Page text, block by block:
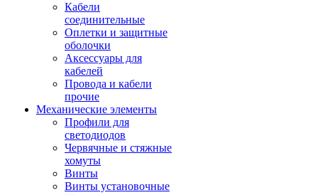
Кабели
соединительные
Оплетки и защитные
оболочки
Аксессуары для
кабелей
Провода и кабели
прочие
Механические элементы
Профили для
светодиодов
Червячные и стяжные
хомуты
Винты
Винты установочные